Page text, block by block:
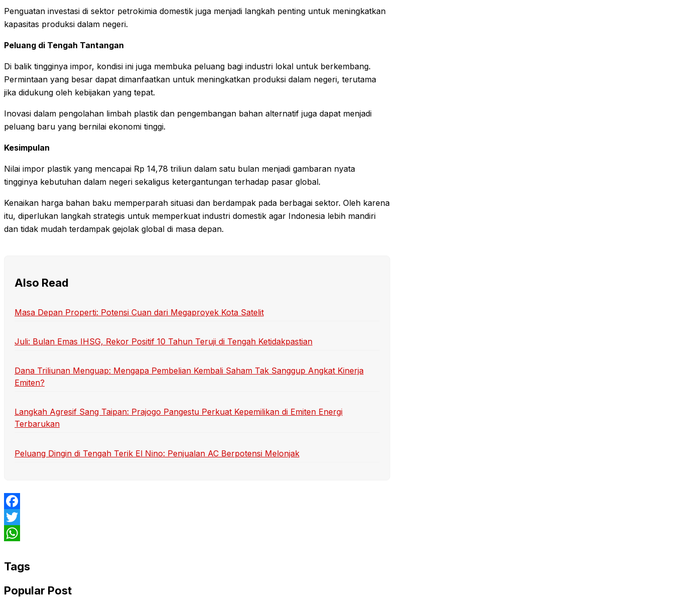
Penguatan investasi di sektor petrokimia domestik juga menjadi langkah penting untuk meningkatkan
kapasitas produksi dalam negeri.
Peluang di Tengah Tantangan
Di balik tingginya impor, kondisi ini juga membuka peluang bagi industri lokal untuk berkembang.
Permintaan yang besar dapat dimanfaatkan untuk meningkatkan produksi dalam negeri, terutama
jika didukung oleh kebijakan yang tepat.
Inovasi dalam pengolahan limbah plastik dan pengembangan bahan alternatif juga dapat menjadi
peluang baru yang bernilai ekonomi tinggi.
Kesimpulan
Nilai impor plastik yang mencapai Rp 14,78 triliun dalam satu bulan menjadi gambaran nyata
tingginya kebutuhan dalam negeri sekaligus ketergantungan terhadap pasar global.
Kenaikan harga bahan baku memperparah situasi dan berdampak pada berbagai sektor. Oleh karena
itu, diperlukan langkah strategis untuk memperkuat industri domestik agar Indonesia lebih mandiri
dan tidak mudah terdampak gejolak global di masa depan.
Also Read
Masa Depan Properti: Potensi Cuan dari Megaproyek Kota Satelit
Juli: Bulan Emas IHSG, Rekor Positif 10 Tahun Teruji di Tengah Ketidakpastian
Dana Triliunan Menguap: Mengapa Pembelian Kembali Saham Tak Sanggup Angkat Kinerja
Emiten?
Langkah Agresif Sang Taipan: Prajogo Pangestu Perkuat Kepemilikan di Emiten Energi
Terbarukan
Peluang Dingin di Tengah Terik El Nino: Penjualan AC Berpotensi Melonjak
Facebook
Twitter
Tags
Popular Post